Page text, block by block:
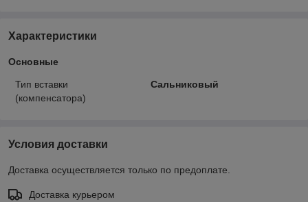
Характеристики
Основные
Тип вставки
(компенсатора)
Сальниковый
Условия доставки
Доставка осуществляется только по предоплате.
Доставка курьером